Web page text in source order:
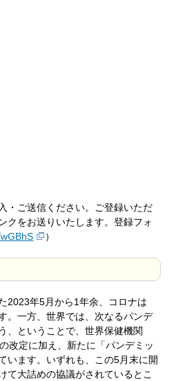
・ご送信ください。ご登録いただ
クをお送りいたします。登録フォ
）
2023年5月から1年余、コロナは
。一方、世界では、次なるパンデ
、ということで、世界保健機関
改定に加え、新たに「パンデミッ
います。いずれも、この5月末に開
て大詰めの協議がされているとこ